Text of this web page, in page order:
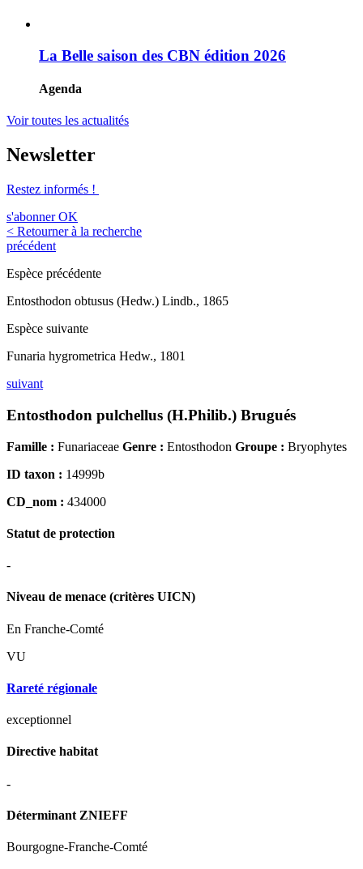
La Belle saison des CBN édition 2026
Agenda
Voir toutes les actualités
Newsletter
Restez informés !
s'abonner OK
< Retourner à la recherche
précédent
Espèce précédente
Entosthodon obtusus (Hedw.) Lindb., 1865
Espèce suivante
Funaria hygrometrica Hedw., 1801
suivant
Entosthodon pulchellus (H.Philib.) Brugués
Famille : Funariaceae Genre : Entosthodon Groupe : Bryophytes
ID taxon : 14999b
CD_nom : 434000
Statut de protection
-
Niveau de menace (critères UICN)
En Franche-Comté
VU
Rareté régionale
exceptionnel
Directive habitat
-
Déterminant ZNIEFF
Bourgogne-Franche-Comté